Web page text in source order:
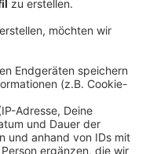
Consent
basteln? Kein
Laterne aus
ihr in diesem Video.